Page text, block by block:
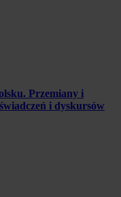
Przemiany i
i dyskursów